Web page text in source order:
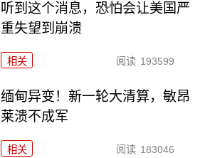
听到这个消息，恐怕会让美国严
重失望到崩溃
相关 阅读 193599
缅甸异变！新一轮大清算，敏昂
莱溃不成军
相关 阅读 183046